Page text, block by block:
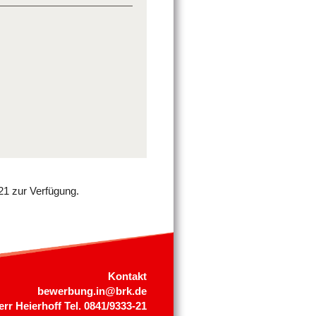
zur Verfügung.
Kontakt
bewerbung.in@brk.de
Heierhoff Tel. 0841/9333-21